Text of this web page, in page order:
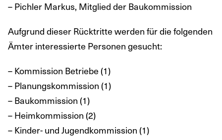
– Pichler Markus, Mitglied der Baukommission
Aufgrund dieser Rücktritte werden für die folgenden
Ämter interessierte Personen gesucht:
– Kommission Betriebe (1)
– Planungskommission (1)
– Baukommission (1)
– Heimkommission (2)
– Kinder- und Jugendkommission (1)